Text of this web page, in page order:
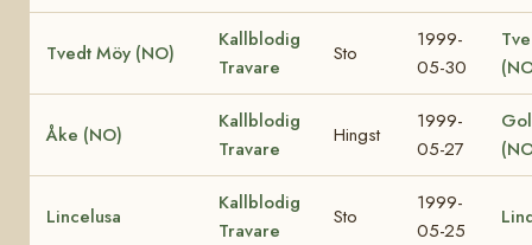
Tvedt Möy (NO)
Kallblodig
Travare
Sto
1999-
05-30
Åke (NO)
Kallblodig
Travare
Hingst
1999-
05-27
Lincelusa
Kallblodig
Travare
Sto
1999-
05-25